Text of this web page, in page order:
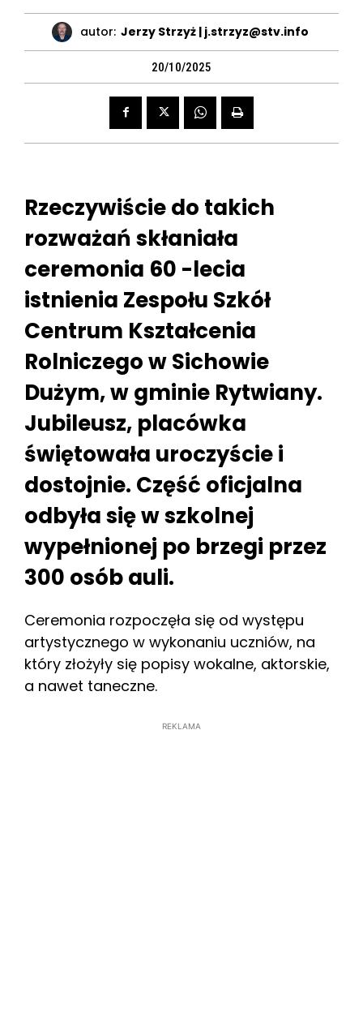
autor: Jerzy Strzyż | j.strzyz@stv.info
20/10/2025
Rzeczywiście do takich
rozważań skłaniała
ceremonia 60 -lecia
istnienia Zespołu Szkół
Centrum Kształcenia
Rolniczego w Sichowie
Dużym, w gminie Rytwiany.
Jubileusz, placówka
świętowała uroczyście i
dostojnie. Część oficjalna
odbyła się w szkolnej
wypełnionej po brzegi przez
300 osób auli.
Ceremonia rozpoczęła się od występu
artystycznego w wykonaniu uczniów, na
który złożyły się popisy wokalne, aktorskie,
a nawet taneczne.
REKLAMA